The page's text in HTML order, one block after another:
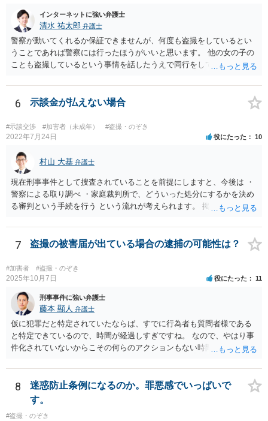
インターネットに強い弁護士
清水 祐太郎 弁護士
警察が動いてくれるか保証できませんが、何度も盗撮をしているとい
うことであれば警察には行ったほうがいいと思います。 他の女の子の
ことも盗撮しているという事情を話したうえで同行をしてほしいだと
そのあとで本人には、示談金を請求することになります。 メッセージ
としては、示談金として〇万円払ってくださいと送ることになりま
は恐喝にはなりません。会社に言うとかネットに書き込むなどという
と恐喝になりえるので注意しましょう。 メッセージだけだと相手は何
す。 できれば直接会って話したほうがいいです。 もし難しければ弁護
士に依頼することも検討したほうがいいでしょう。弁護士に依頼しな
くても示談金をとれる場合もありますので、依頼するのがいいのかど
うかだけでも弁護士に相談してみるのがいいのではないでしょうか。
6 示談金が払えない場合
#示談交渉 #加害者（未成年） #盗撮・のぞき
2022年7月24日 役にたった 10
村山 大基 弁護士
現在刑事事件として捜査されていることを前提にしますと、今後は ・
警察による取り調べ ・家庭裁判所で、どういった処分にするかを決め
る審判という手続を行う という流れが考えられます。 掲示板上で詳し
るのが難しいので、 面談相談をお勧めします。
7 盗撮の被害届が出ている場合の逮捕の可能性は？
#加害者 #盗撮・のぞき
2025年10月7日 役にたった 11
刑事事件に強い弁護士
藤本 顯人 弁護士
仮に犯罪だと特定されていたならば、すでに行為者も質問者様である
と特定できているので、時間が経過しすぎですね。 なので、やはり事
件化されていないからこその何らのアクションもない時間経過なのだ
8
迷惑防止条例になるのか。罪悪感でいっぱいで
す。
#盗撮・のぞき